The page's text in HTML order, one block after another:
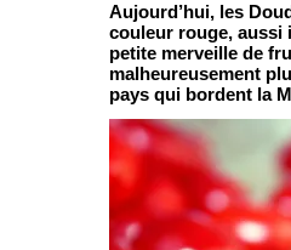
Aujourd’hui, les
couleur rouge, aussi
petite merveille de
malheureusement
pays qui bordent la